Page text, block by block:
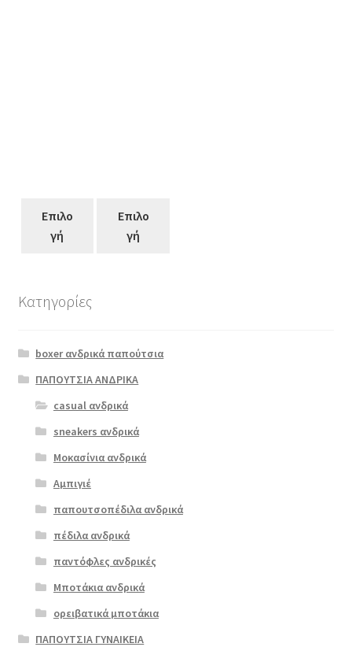
Επιλο
γή
Επιλο
γή
boxer 14744
μαύρο
Κατηγορίες
boxer ανδρικά παπούτσια
ΠΑΠΟΥΤΣΙΑ ΑΝΔΡΙΚΑ
casual ανδρικά
sneakers ανδρικά
Μοκασίνια ανδρικά
Αμπιγιέ
παπουτσοπέδιλα ανδρικά
πέδιλα ανδρικά
παντόφλες ανδρικές
Μποτάκια ανδρικά
ορειβατικά μποτάκια
ΠΑΠΟΥΤΣΙΑ ΓΥΝΑΙΚΕΙΑ